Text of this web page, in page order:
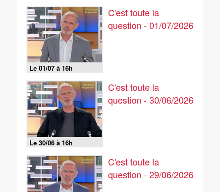
Le 01/07 à 16h
C'est toute la
question - 01/07/2026
Le 30/06 à 16h
C'est toute la
question - 30/06/2026
C'est toute la
question - 29/06/2026